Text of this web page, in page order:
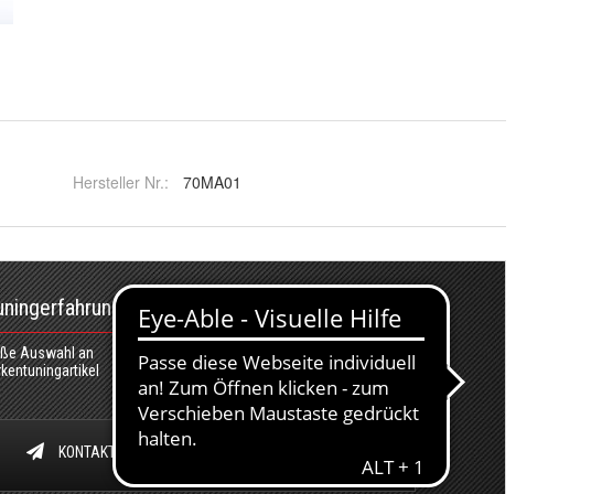
Hersteller Nr.: 70MA01